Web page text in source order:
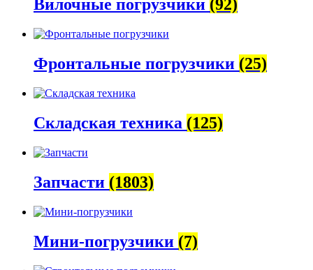
Вилочные погрузчики (92)
Фронтальные погрузчики (25)
Складская техника (125)
Запчасти (1803)
Мини-погрузчики (7)